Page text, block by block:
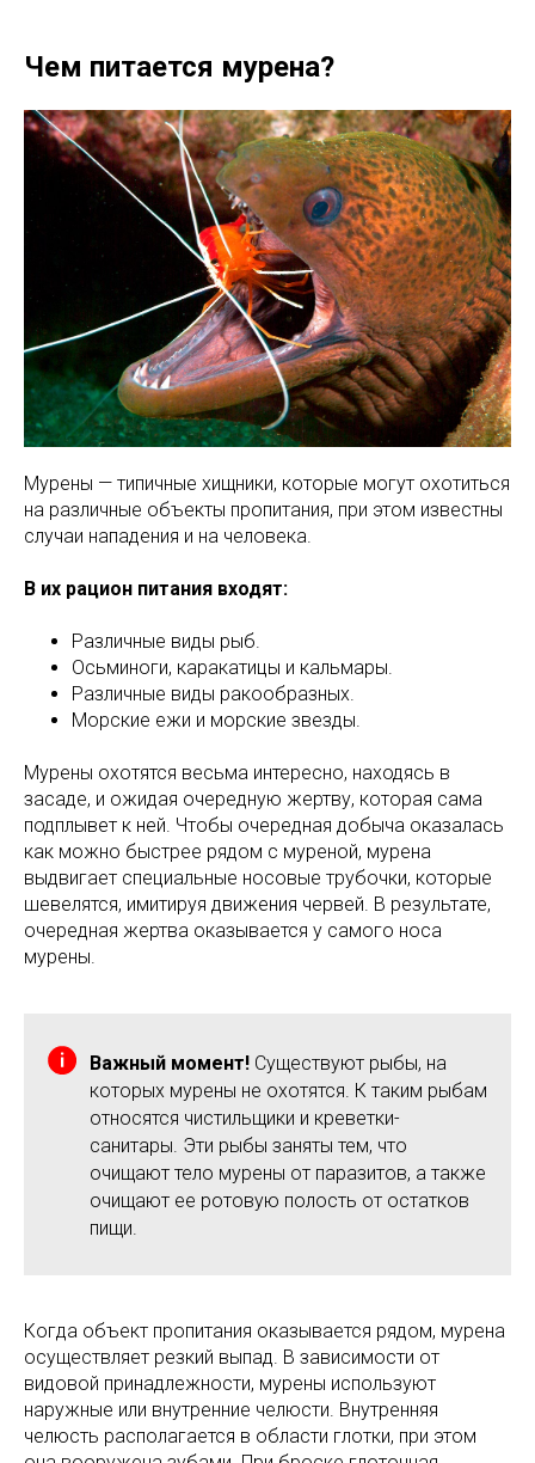
Чем питается мурена?
Мурены — типичные хищники, которые могут охотиться
на различные объекты пропитания, при этом известны
случаи нападения и на человека.
В их рацион питания входят:
Различные виды рыб.
Осьминоги, каракатицы и кальмары.
Различные виды ракообразных.
Морские ежи и морские звезды.
Мурены охотятся весьма интересно, находясь в
засаде, и ожидая очередную жертву, которая сама
подплывет к ней. Чтобы очередная добыча оказалась
как можно быстрее рядом с муреной, мурена
выдвигает специальные носовые трубочки, которые
шевелятся, имитируя движения червей. В результате,
очередная жертва оказывается у самого носа
мурены.
Важный момент! Существуют рыбы, на
которых мурены не охотятся. К таким рыбам
относятся чистильщики и креветки-
санитары. Эти рыбы заняты тем, что
очищают тело мурены от паразитов, а также
очищают ее ротовую полость от остатков
пищи.
Когда объект пропитания оказывается рядом, мурена
осуществляет резкий выпад. В зависимости от
видовой принадлежности, мурены используют
наружные или внутренние челюсти. Внутренняя
челюсть располагается в области глотки, при этом